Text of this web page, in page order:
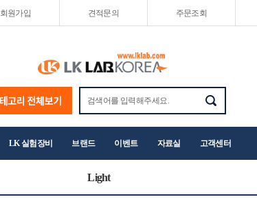
회원가입 견적문의 주문조회
LK 실험장비 브랜드 이벤트 자료실 고객센터
Light